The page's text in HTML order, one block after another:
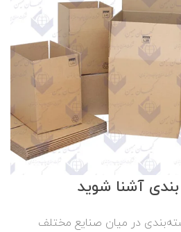
بندی آشنا شوید
در میان صنایع مختلف